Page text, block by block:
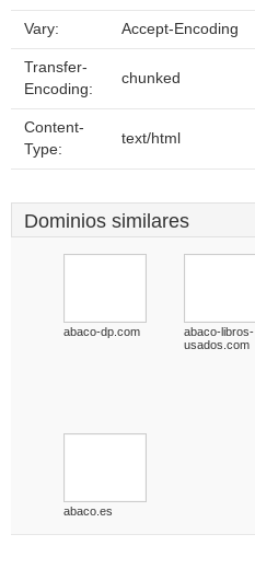
Vary: Accept-Encoding
Transfer-
Encoding:
chunked
Content-
Type:
text/html
Dominios similares
abaco-dp.com
abaco-libros-
usados.com
abaco.es